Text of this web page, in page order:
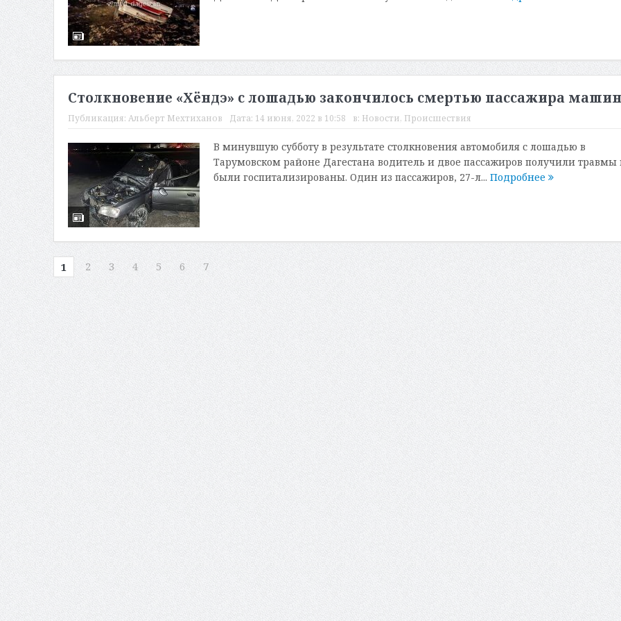
Столкновение «Хёндэ» с лошадью закончилось смертью пассажира
Публикация: Альберт Мехтиханов Дата: 14 июня, 2022 в 10:58 в: Новости, Происшествия
В минувшую субботу в результате столкновения автомобиля с лошадью в
Тарумовском районе Дагестана водитель и двое пассажиров получили травмы
были госпитализированы. Один из пассажиров, 27-л... Подробнее
1 2 3 4 5 6 7